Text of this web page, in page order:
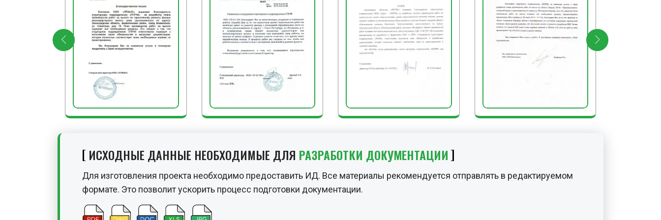
зависимости от толщины одежды. Валик земли плотно
утрамбовывается.
ЗАКЛЮЧИТЕЛЬНЫЕ РАБОТЫ
По завершении работ участок очищают от мусора,
ограждение и предупредительные знаки.
ИСХОДНЫЕ ДАННЫЕ НЕОБХОДИМЫЕ ДЛЯ РАЗРАБОТКИ ДОКУМЕНТАЦИИ
Для изготовления проекта необходимо предоставить ИД. Все материалы рекомендуется отправлять в редактируемом
формате. Это позволит ускорить процесс подготовки документации.